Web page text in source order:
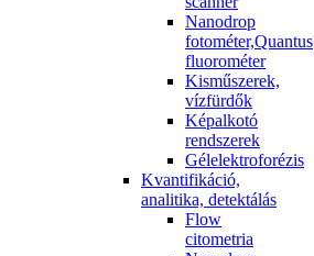
Nanodrop
fotométer,Quantus
fluorométer
Kisműszerek,
vízfürdők
Képalkotó
rendszerek
Gélelektroforézis
Kvantifikáció,
analitika, detektálás
Flow
citometria